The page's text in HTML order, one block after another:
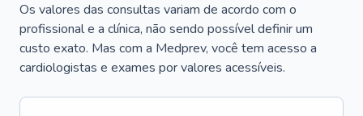
Os valores das consultas variam de acordo com o
profissional e a clínica, não sendo possível definir um
custo exato. Mas com a Medprev, você tem acesso a
cardiologistas e exames por valores acessíveis.